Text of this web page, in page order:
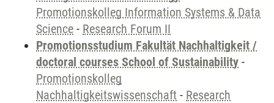
Promotionskolleg Information Systems & Data
Science - Research Forum II
Promotionsstudium Fakultät Nachhaltigkeit /
doctoral courses School of Sustainability -
Promotionskolleg
Nachhaltigkeitswissenschaft - Research